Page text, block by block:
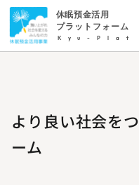
休眠預金活用
プラットフォーム
Kyu-Plat
より良い社会を
ーム